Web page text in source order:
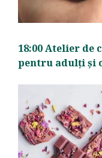
18:00 Atelier de
pentru adulți și